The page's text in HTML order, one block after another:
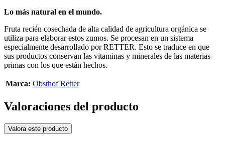
Lo más natural en el mundo.
Fruta recién cosechada de alta calidad de agricultura orgánica se
utiliza para elaborar estos zumos. Se procesan en un sistema
especialmente desarrollado por RETTER. Esto se traduce en que
sus productos conservan las vitaminas y minerales de las materias
primas con los que están hechos.
Marca: Obsthof Retter
Valoraciones del producto
Valora este producto